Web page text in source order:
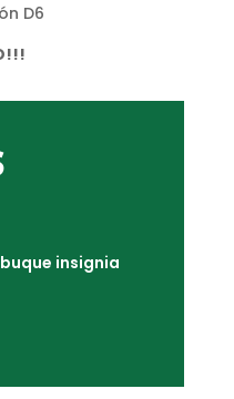
D6
insignia